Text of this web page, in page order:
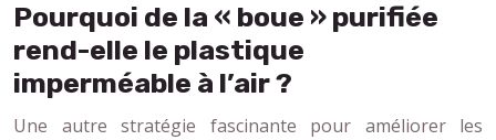
Pourquoi de la « boue » purifiée
rend-elle le plastique
imperméable à l’air ?
Une autre stratégie fascinante pour améliorer les